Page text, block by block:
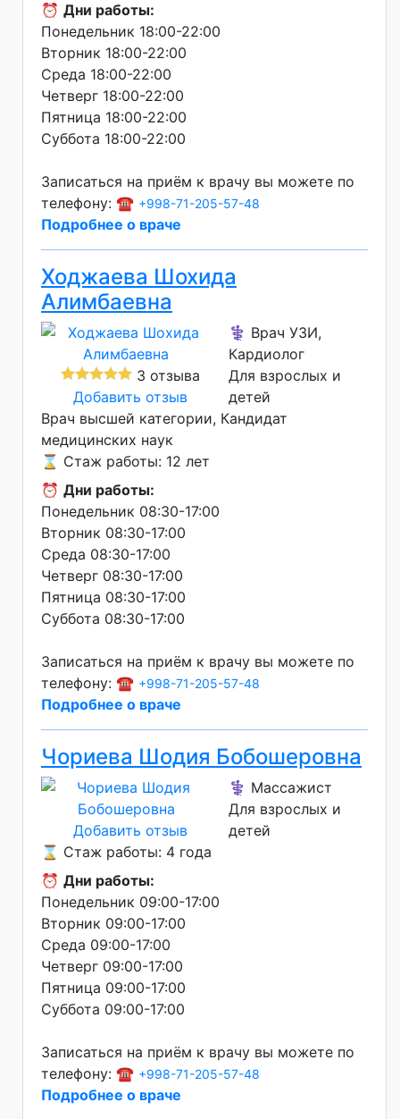
⏰ Дни работы:
Понедельник 18:00-22:00
Вторник 18:00-22:00
Среда 18:00-22:00
Четверг 18:00-22:00
Пятница 18:00-22:00
Суббота 18:00-22:00
Записаться на приём к врачу вы можете по
телефону: ☎️ +998-71-205-57-48
Подробнее о враче
Ходжаева Шохида
Алимбаевна
3 отзыва
Добавить отзыв
⚕️ Врач УЗИ,
Кардиолог
Для взрослых и
детей
Врач высшей категории Кандидат
медицинских наук
⌛ Стаж работы: 12 лет
⏰ Дни работы:
Понедельник 08:30-17:00
Вторник 08:30-17:00
Среда 08:30-17:00
Четверг 08:30-17:00
Пятница 08:30-17:00
Суббота 08:30-17:00
Записаться на приём к врачу вы можете по
телефону: ☎️ +998-71-205-57-48
Подробнее о враче
Чориева Шодия Бобошеровна
Добавить отзыв
⚕️ Массажист
Для взрослых и
детей
⌛ Стаж работы: 4 года
⏰ Дни работы:
Понедельник 09:00-17:00
Вторник 09:00-17:00
Среда 09:00-17:00
Четверг 09:00-17:00
Пятница 09:00-17:00
Суббота 09:00-17:00
Записаться на приём к врачу вы можете по
телефону: ☎️ +998-71-205-57-48
Подробнее о враче